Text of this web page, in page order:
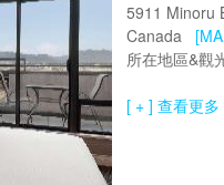
5911 Minoru
Canada
所在地區&觀
[ + ] 查看更多